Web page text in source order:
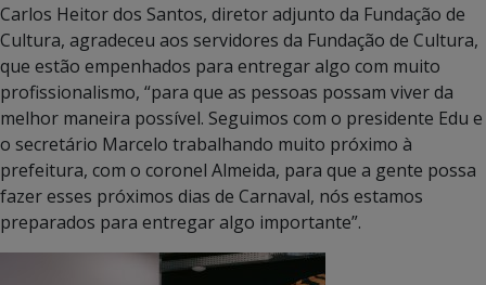
Carlos Heitor dos Santos, diretor adjunto da Fundação de
Cultura, agradeceu aos servidores da Fundação de Cultura,
que estão empenhados para entregar algo com muito
profissionalismo, “para que as pessoas possam viver da
melhor maneira possível. Seguimos com o presidente Edu e
o secretário Marcelo trabalhando muito próximo à
prefeitura, com o coronel Almeida, para que a gente possa
fazer esses próximos dias de Carnaval, nós estamos
preparados para entregar algo importante”.